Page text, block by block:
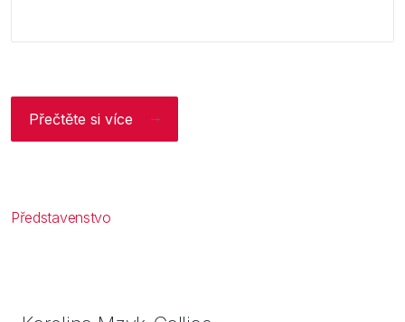
Přečtěte si více
Představenstvo